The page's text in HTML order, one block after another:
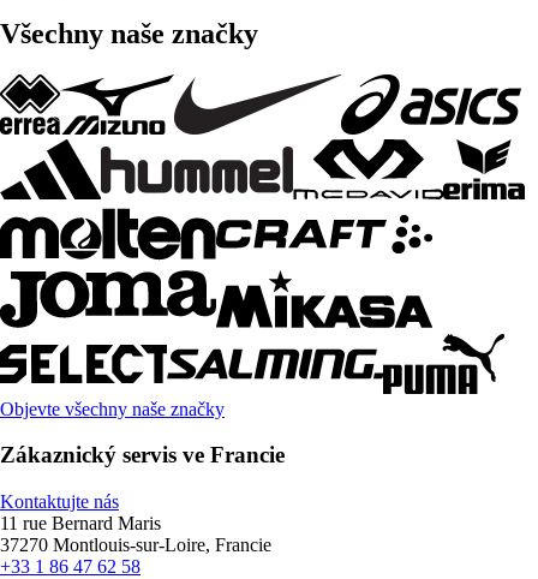
Všechny naše značky
Objevte všechny naše značky
Zákaznický servis ve Francie
Kontaktujte nás
11 rue Bernard Maris
37270 Montlouis-sur-Loire, Francie
+33 1 86 47 62 58